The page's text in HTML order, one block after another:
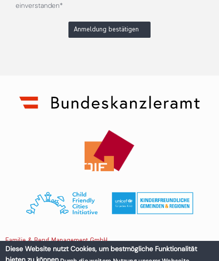
einverstanden*
Anmeldung bestätigen
Familie & Beruf Management GmbH
Diese Website nutzt Cookies, um bestmögliche Funktionalität